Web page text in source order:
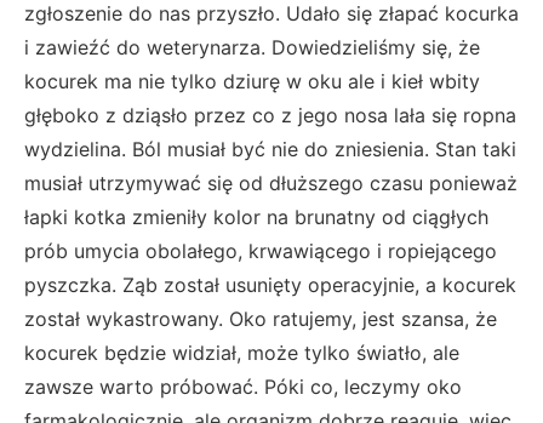
zgłoszenie do nas przyszło. Udało się złapać kocurka
i zawieźć do weterynarza. Dowiedzieliśmy się, że
kocurek ma nie tylko dziurę w oku ale i kieł wbity
głęboko z dziąsło przez co z jego nosa lała się ropna
wydzielina. Ból musiał być nie do zniesienia. Stan taki
musiał utrzymywać się od dłuższego czasu ponieważ
łapki kotka zmieniły kolor na brunatny od ciągłych
prób umycia obolałego, krwawiącego i ropiejącego
pyszczka. Ząb został usunięty operacyjnie, a kocurek
został wykastrowany. Oko ratujemy, jest szansa, że
kocurek będzie widział, może tylko światło, ale
zawsze warto próbować. Póki co, leczymy oko